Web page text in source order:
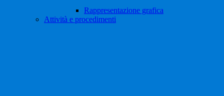
Rappresentazione grafica
Attività e procedimenti